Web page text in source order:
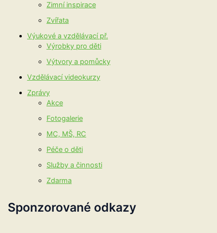
Zimní inspirace
Zvířata
Výukové a vzdělávací př.
Výrobky pro děti
Výtvory a pomůcky
Vzdělávací videokurzy
Zprávy
Akce
Fotogalerie
MC, MŠ, RC
Péče o děti
Služby a činnosti
Zdarma
Sponzorované odkazy